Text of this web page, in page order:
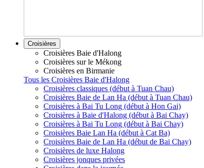
Croisières
Croisières Baie d'Halong
Croisières sur le Mékong
Croisières en Birmanie
Tous les Croisières Baie d'Halong
Croisières classiques (début à Tuan Chau)
Croisières Baie de Lan Ha (début à Tuan Chau)
Croisières à Bai Tu Long (début à Hon Gai)
Croisières à Baie d'Halong (début à Bai Chay)
Croisières à Bai Tu Long (début à Bai Chay)
Croisières Baie Lan Ha (début à Cat Ba)
Croisières Baie de Lan Ha (début de Bai Chay)
Croisières de luxe Halong
Croisières jonques privées